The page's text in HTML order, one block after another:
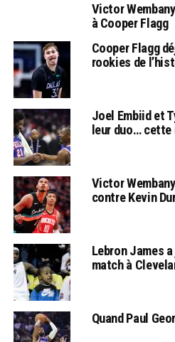
Victor
à Cooper Flagg
Cooper Flagg
rookies de
Joel Embiid et
leur duo… cette
Victor
contre Kevin
Lebron James
match à
Quand Paul